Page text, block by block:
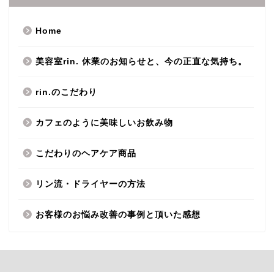
Home
美容室rin. 休業のお知らせと、今の正直な気持ち。
rin.のこだわり
カフェのように美味しいお飲み物
こだわりのヘアケア商品
リン流・ドライヤーの方法
お客様のお悩み改善の事例と頂いた感想